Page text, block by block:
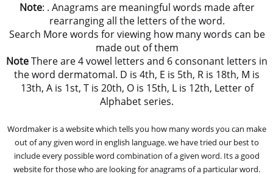
Note: . Anagrams are meaningful words made after
rearranging all the letters of the word.
Search More words for viewing how many words can be
made out of them
NoteThere are 4 vowel letters and 6 consonant letters in
the word dermatomal. D is 4th, E is 5th, R is 18th, M is
13th, A is 1st, T is 20th, O is 15th, L is 12th, Letter of
Alphabet series.
Wordmaker is a website which tells you how many words you can make
out of any given word in english language. we have tried our best to
include every possible word combination of a given word. Its a good
website for those who are looking for anagrams of a particular word.